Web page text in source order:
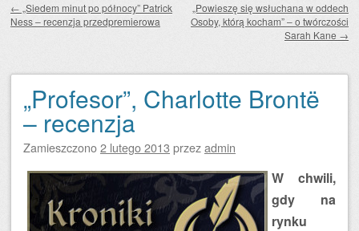
Zobacz wpisy
← „Siedem minut po północy” Patrick
Ness – recenzja przedpremierowa
„Powieszę się wsłuchana w oddech
Osoby, którą kocham” – o twórczości
Sarah Kane →
„Profesor”, Charlotte Brontë
– recenzja
Zamieszczono2 lutego 2013 przezadmin
W chwili,
gdy na
rynku